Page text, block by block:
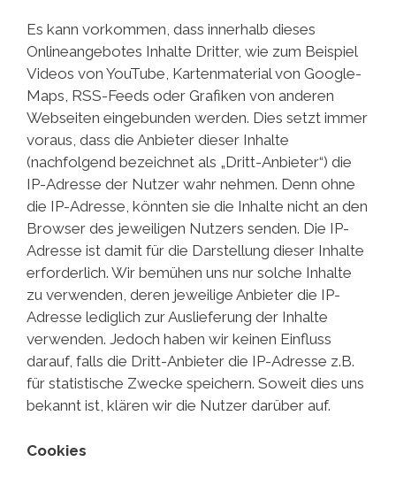
Es kann vorkommen, dass innerhalb dieses
Onlineangebotes Inhalte Dritter, wie zum Beispiel
Videos von YouTube, Kartenmaterial von Google-
Maps, RSS-Feeds oder Grafiken von anderen
Webseiten eingebunden werden. Dies setzt immer
voraus, dass die Anbieter dieser Inhalte
(nachfolgend bezeichnet als „Dritt-Anbieter“) die
IP-Adresse der Nutzer wahr nehmen. Denn ohne
die IP-Adresse, könnten sie die Inhalte nicht an den
Browser des jeweiligen Nutzers senden. Die IP-
Adresse ist damit für die Darstellung dieser Inhalte
erforderlich. Wir bemühen uns nur solche Inhalte
zu verwenden, deren jeweilige Anbieter die IP-
Adresse lediglich zur Auslieferung der Inhalte
verwenden. Jedoch haben wir keinen Einfluss
darauf, falls die Dritt-Anbieter die IP-Adresse z.B.
für statistische Zwecke speichern. Soweit dies uns
bekannt ist, klären wir die Nutzer darüber auf.
Cookies